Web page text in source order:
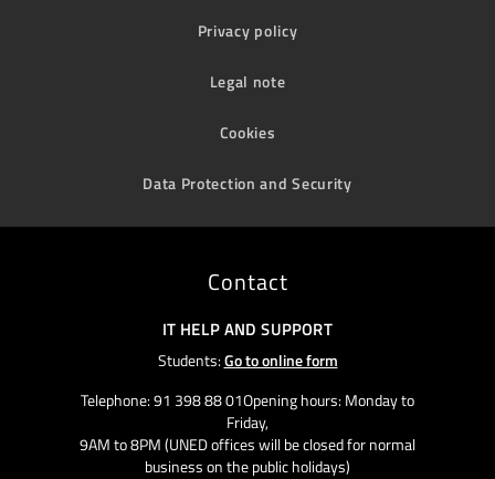
Privacy policy
Legal note
Cookies
Data Protection and Security
Contact
IT HELP AND SUPPORT
Students:Go to online form
Telephone: 91 398 88 01Opening hours: Monday to
Friday,
9AM to 8PM (UNED offices will be closed for normal
business on the public holidays)